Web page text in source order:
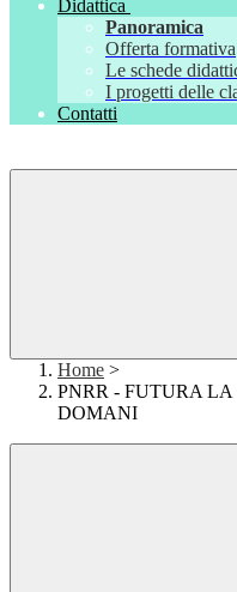
Didattica
Panoramica
Offerta formativa
Le schede
I progetti delle
Contatti
Home >
PNRR - FUTURA
DOMANI